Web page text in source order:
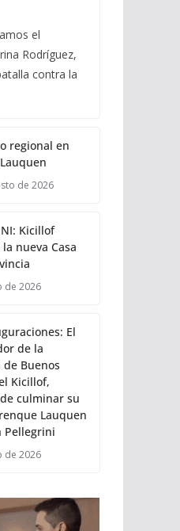
el
Rodríguez,
contra la
regional en
de 2026
Kicillof
nueva Casa
de 2026
El
de la
de Buenos
Kicillof,
culminar su
Lauquen
Pellegrini
de 2026